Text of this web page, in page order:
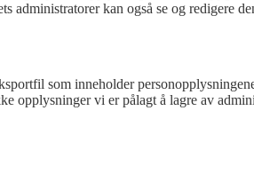
administratorer kan også se og redigere
som inneholder
opplysninger vi er pålagt å lagre av